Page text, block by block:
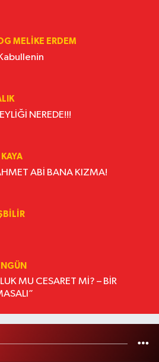
MELIKE ERDEM
NEREDE!!!
ABİ BANA KIZMA!
MU CESARET Mİ? – BİR